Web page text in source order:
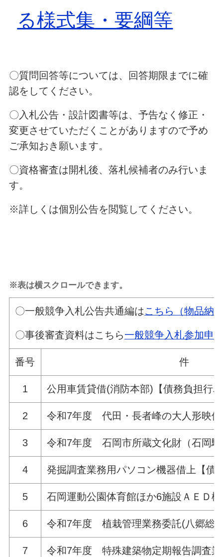
る様式集・要綱等
〇質問回答等については、回答期限までに確
認をしてください。
〇入札公告・設計図書等は、予告なく修正・
変更させていただくことがありますので予め
ご承知おき願います。
〇資格審査は開札後、落札候補者のみ行いま
す。
※詳しくは個別公告を閲覧してください。
※表は横スクロールできます。
〇一般競争入札公告共通編はこちら（物品納
〇事後審査資料はこちら一般競争入札参加申
番号 件
1 公用車賃貸借(消防本部)【債務負担行
2 令和7年度 代田・長者峰の大人形映
3 令和7年度 石岡市所蔵文化財（石岡
4 発掘調査業務用パソコン機器借上【債
5 石岡運動公園体育館ほか6施設ＡＥＤ
6 令和7年度 植栽管理業務委託(八郷総
7 令和7年度 特殊建築物定期報告調査